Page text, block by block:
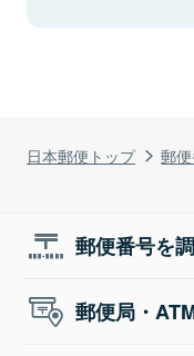
日本郵便トップ 郵
郵便番号を
郵便局・